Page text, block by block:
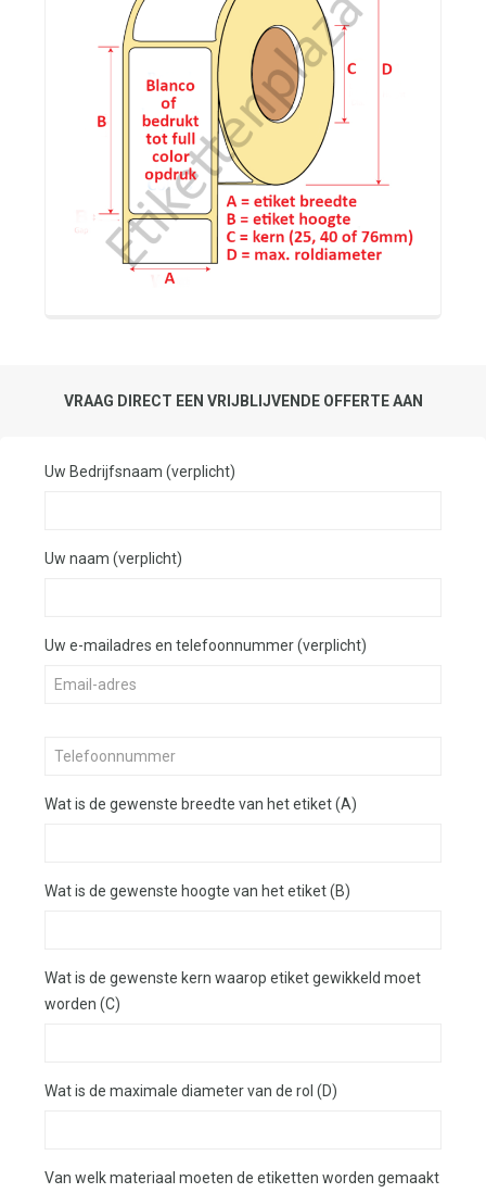
VRAAG DIRECT EEN VRIJBLIJVENDE OFFERTE AAN
Uw Bedrijfsnaam (verplicht)
Uw naam (verplicht)
Uw e-mailadres en telefoonnummer (verplicht)
Wat is de gewenste breedte van het etiket (A)
Wat is de gewenste hoogte van het etiket (B)
Wat is de gewenste kern waarop etiket gewikkeld moet
worden (C)
Wat is de maximale diameter van de rol (D)
Van welk materiaal moeten de etiketten worden gemaakt